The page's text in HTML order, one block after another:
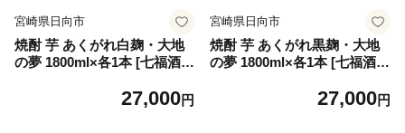
宮崎県日向市
焼酎 芋 あくがれ白麹・大地
の夢 1800ml×各1本 [七福酒店
27,000円
宮崎県日向市
焼酎 芋 あくがれ黒麹・大地
の夢 1800ml×各1本 [七福酒店
27,000円